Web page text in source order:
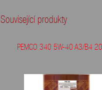
Související produkty
PEMCO 340 5W-40 A3/B4